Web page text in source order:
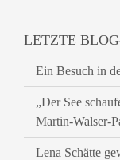
LETZTE
Ein Besuch in
„Der See
Martin-Walser-
Lena Schätte